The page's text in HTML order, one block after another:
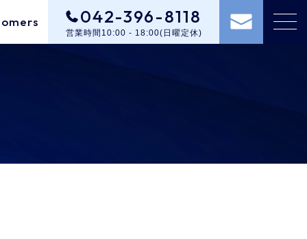
042-396-8118
営業時間10:00 - 18:00(日曜定休)